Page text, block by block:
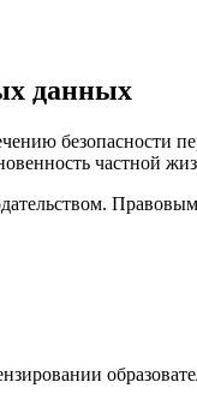
данных
безопасности
частной
Правовым